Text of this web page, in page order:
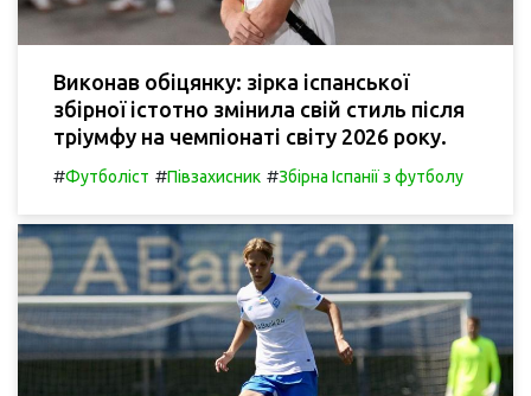
Виконав обіцянку: зірка іспанської
збірної істотно змінила свій стиль після
тріумфу на чемпіонаті світу 2026 року.
#Футболіст #Півзахисник #Збірна Іспанії з футболу